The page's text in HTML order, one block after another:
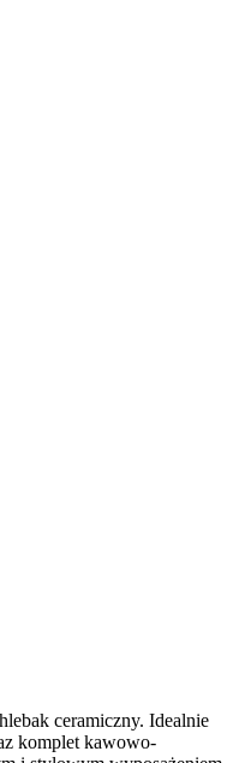
ceramiczny. Idealnie
komplet kawowo-